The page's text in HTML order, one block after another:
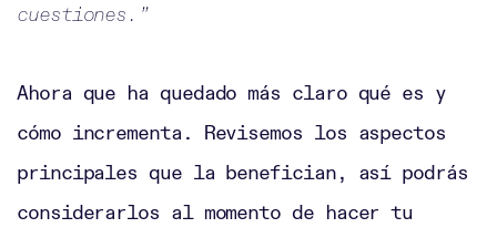
cuestiones.”
Ahora que ha quedado más claro qué es y
cómo incrementa. Revisemos los aspectos
principales que la benefician, así podrás
considerarlos al momento de hacer tu